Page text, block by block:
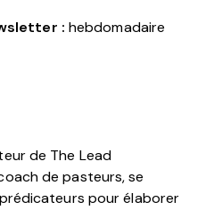
: hebdomadaire
de The Lead
de pasteurs, se
pour élaborer